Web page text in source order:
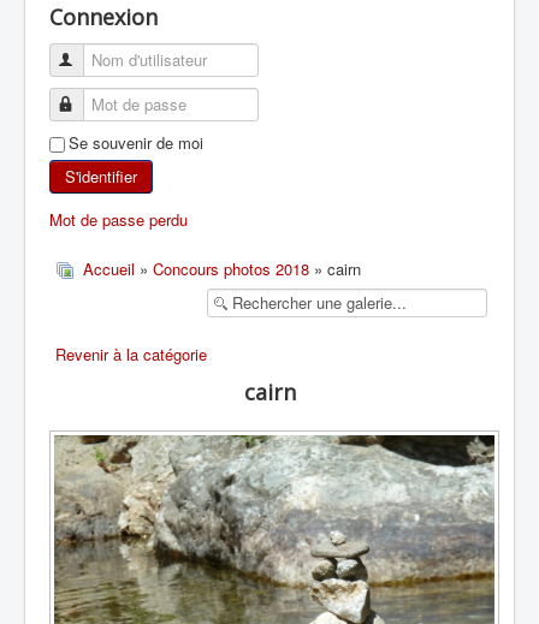
ESCALADE
ALPINISME
SKI DE RANDONNÉE
RANDONNÉE SPORTIVE
Connexion
Se souvenir de moi
S'identifier
Mot de passe perdu
Accueil » Concours photos 2018 » cairn
Revenir à la catégorie
cairn